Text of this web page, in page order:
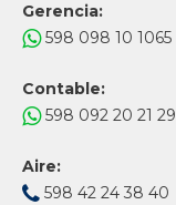
Gerencia:
598 098 10 1065
Contable:
598 092 20 21 29
Aire:
598 42 24 38 40